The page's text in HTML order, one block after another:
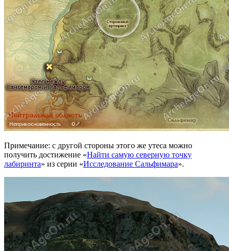
Примечание: с другой стороны этого же утеса можно
получить достижение «Найти самую северную точку
лабиринта» из серии «Исследование Сальфимара».